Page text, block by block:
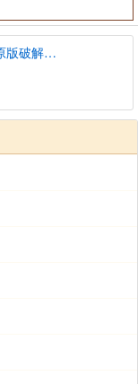
梦见红内裤是什么意思？周公解梦原版破解大全